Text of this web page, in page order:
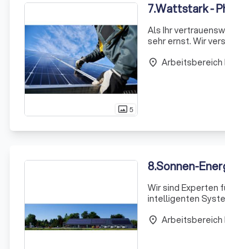
photo_size_select_actual5
7.Wattstark -
Als Ihr
sehr ernst. Wir
place Arbeitsbereich
8.Sonnen-
Wir sind Experten
intelligenten
Energie
place Arbeitsbereich